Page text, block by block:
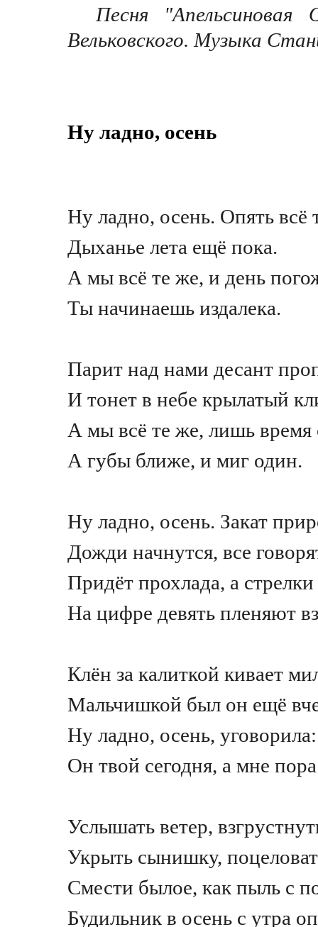
Песня
Вельковского. Музыка
Ну ладно, осень
Ну ладно, осень. Опять всё
Дыханье лета ещё пока.
А мы всё те же, и день
Ты начинаешь издалека.
Парит над нами десант
И тонет в небе крылатый
А мы всё те же, лишь
А губы ближе, и миг один.
Ну ладно, осень. Закат
Дожди начнутся, все
Придёт прохлада, а
На цифре девять пленяют
Клён за калиткой кивает
Мальчишкой был он ещё
Ну ладно, осень,
Он твой сегодня, а мне
Услышать ветер,
Укрыть сынишку,
Смести былое, как пыль с
Будильник в осень с утра